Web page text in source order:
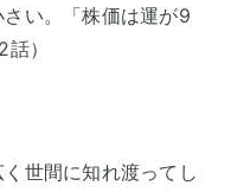
い。「株価は運が9
）
世間に知れ渡ってし